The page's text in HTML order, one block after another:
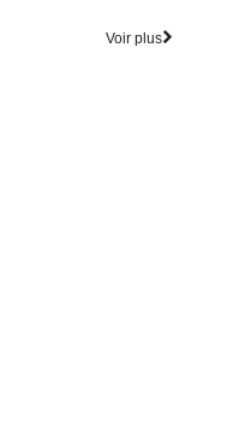
Voir plus